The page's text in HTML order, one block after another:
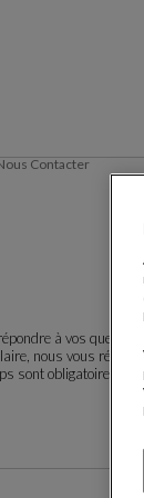
(nous adaptons
Contacter
à vos questions.
nous vous
sont obligatoires.